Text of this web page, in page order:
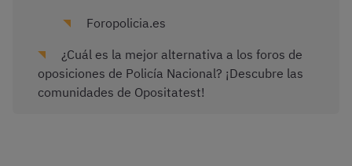
Foropolicia.es
¿Cuál es la mejor alternativa a los foros de
oposiciones de Policía Nacional? ¡Descubre las
comunidades de Opositatest!